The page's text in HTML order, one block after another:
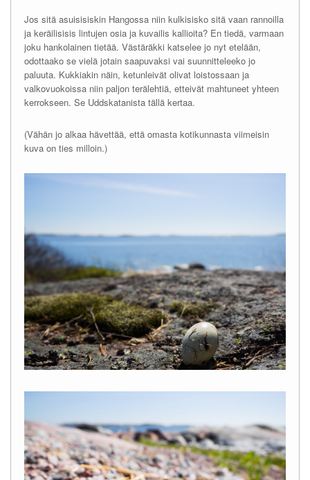
Jos sitä asuisisiskin Hangossa niin kulkisisko sitä vaan rannoilla
ja keräilisisis lintujen osia ja kuvailis kallioita? En tiedä, varmaan
joku hankolainen tietää. Västäräkki katselee jo nyt etelään,
odottaako se vielä jotain saapuvaksi vai suunnitteleeko jo
paluuta. Kukkiakin näin, ketunleivät olivat loistossaan ja
valkovuokoissa niin paljon terälehtiä, etteivät mahtuneet yhteen
kerrokseen. Se Uddskatanista tällä kertaa.
(Vähän jo alkaa hävettää, että omasta kotikunnasta viimeisin
kuva on ties milloin.)